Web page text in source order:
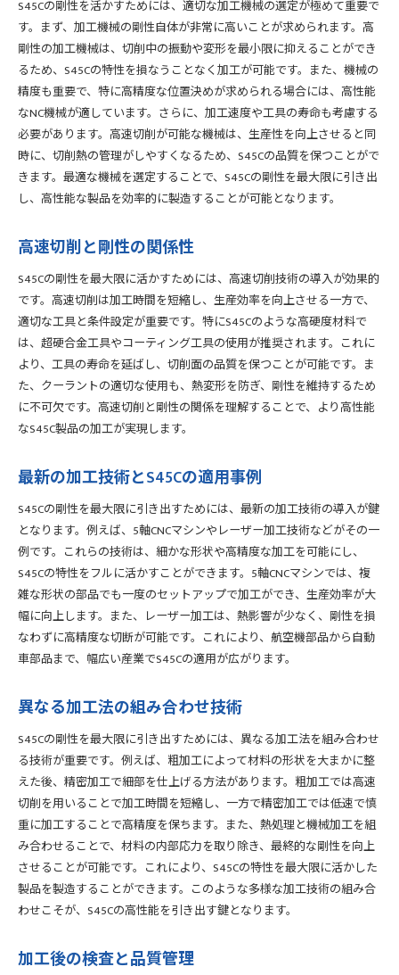
S45Cの剛性を活かすためには、適切な加工機械の選定が極めて重要で
す。まず、加工機械の剛性自体が非常に高いことが求められます。高
剛性の加工機械は、切削中の振動や変形を最小限に抑えることができ
るため、S45Cの特性を損なうことなく加工が可能です。また、機械の
精度も重要で、特に高精度な位置決めが求められる場合には、高性能
なNC機械が適しています。さらに、加工速度や工具の寿命も考慮する
必要があります。高速切削が可能な機械は、生産性を向上させると同
時に、切削熱の管理がしやすくなるため、S45Cの品質を保つことがで
きます。最適な機械を選定することで、S45Cの剛性を最大限に引き出
し、高性能な製品を効率的に製造することが可能となります。
高速切削と剛性の関係性
S45Cの剛性を最大限に活かすためには、高速切削技術の導入が効果的
です。高速切削は加工時間を短縮し、生産効率を向上させる一方で、
適切な工具と条件設定が重要です。特にS45Cのような高硬度材料で
は、超硬合金工具やコーティング工具の使用が推奨されます。これに
より、工具の寿命を延ばし、切削面の品質を保つことが可能です。ま
た、クーラントの適切な使用も、熱変形を防ぎ、剛性を維持するため
に不可欠です。高速切削と剛性の関係を理解することで、より高性能
なS45C製品の加工が実現します。
最新の加工技術とS45Cの適用事例
S45Cの剛性を最大限に引き出すためには、最新の加工技術の導入が鍵
となります。例えば、5軸CNCマシンやレーザー加工技術などがその一
例です。これらの技術は、細かな形状や高精度な加工を可能にし、
S45Cの特性をフルに活かすことができます。5軸CNCマシンでは、複
雑な形状の部品でも一度のセットアップで加工ができ、生産効率が大
幅に向上します。また、レーザー加工は、熱影響が少なく、剛性を損
なわずに高精度な切断が可能です。これにより、航空機部品から自動
車部品まで、幅広い産業でS45Cの適用が広がります。
異なる加工法の組み合わせ技術
S45Cの剛性を最大限に引き出すためには、異なる加工法を組み合わせ
る技術が重要です。例えば、粗加工によって材料の形状を大まかに整
えた後、精密加工で細部を仕上げる方法があります。粗加工では高速
切削を用いることで加工時間を短縮し、一方で精密加工では低速で慎
重に加工することで高精度を保ちます。また、熱処理と機械加工を組
み合わせることで、材料の内部応力を取り除き、最終的な剛性を向上
させることが可能です。これにより、S45Cの特性を最大限に活かした
製品を製造することができます。このような多様な加工技術の組み合
わせこそが、S45Cの高性能を引き出す鍵となります。
加工後の検査と品質管理